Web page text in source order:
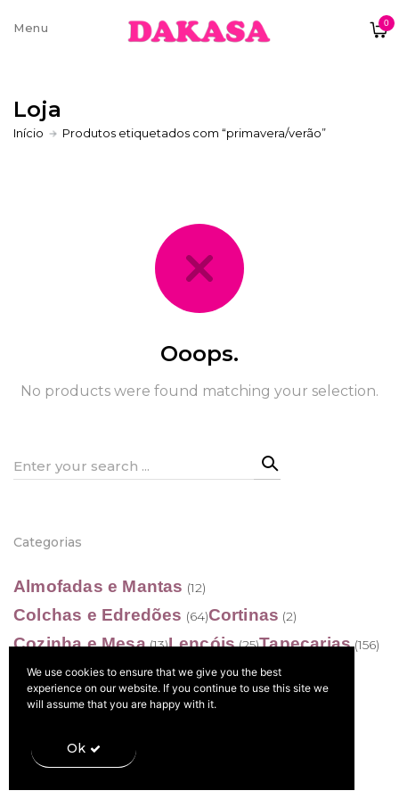
0
Sobre nós
Contatos e moradas
Trocas e Devoluções
Termos e condições
Política de Privacidade
Loja
Início Produtos etiquetados com “primavera/verão”
Ooops.
No products were found matching your selection.
Search
Categorias
Almofadas e Mantas (12)
Colchas e Edredões (64)Cortinas (2)
Cozinha e Mesa (13)Lençóis (25)Tapeçarias (156)
Toalhas de banho (19)
We use cookies to ensure that we give you the best
experience on our website. If you continue to use this site we
will assume that you are happy with it.
Ok